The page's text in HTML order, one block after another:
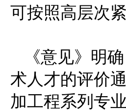
可按照高层次
《意见》明
术人才的评价
加工程系列专